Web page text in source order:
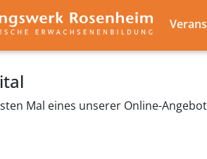
Mal eines unserer Online-